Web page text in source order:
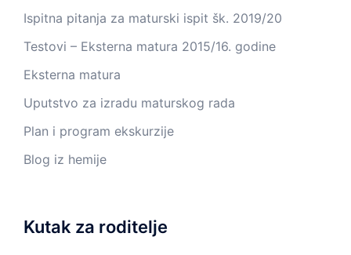
Ispitna pitanja za maturski ispit šk. 2019/20
Testovi – Eksterna matura 2015/16. godine
Eksterna matura
Uputstvo za izradu maturskog rada
Plan i program ekskurzije
Blog iz hemije
Kutak za roditelje